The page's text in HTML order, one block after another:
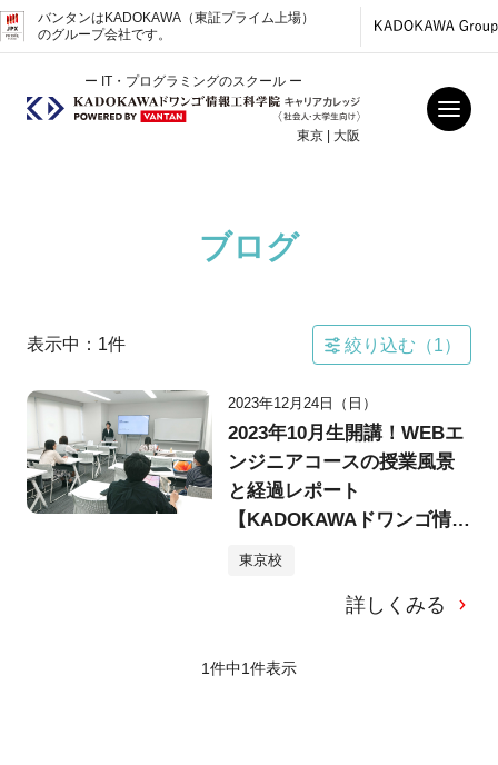
バンタンはKADOKAWA（東証プライム上場）
のグループ会社です。
ー IT・プログラミングのスクール ー
東京 | 大阪
ブログ
表示中： 1件 絞り込む（1）
2023年12月24日（日）
2023年10月生開講！WEBエ
ンジニアコースの授業風景
と経過レポート
【KADOKAWAドワンゴ情報
工科学院キャリアカレッ
東京校
詳しくみる
1件中1件表示